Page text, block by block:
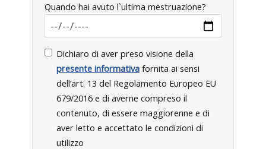
Quando hai avuto l`ultima mestruazione?
Dichiaro di aver preso visione della
presente informativa fornita ai sensi
dell’art. 13 del Regolamento Europeo EU
679/2016 e di averne compreso il
contenuto, di essere maggiorenne e di
aver letto e accettato le condizioni di
utilizzo